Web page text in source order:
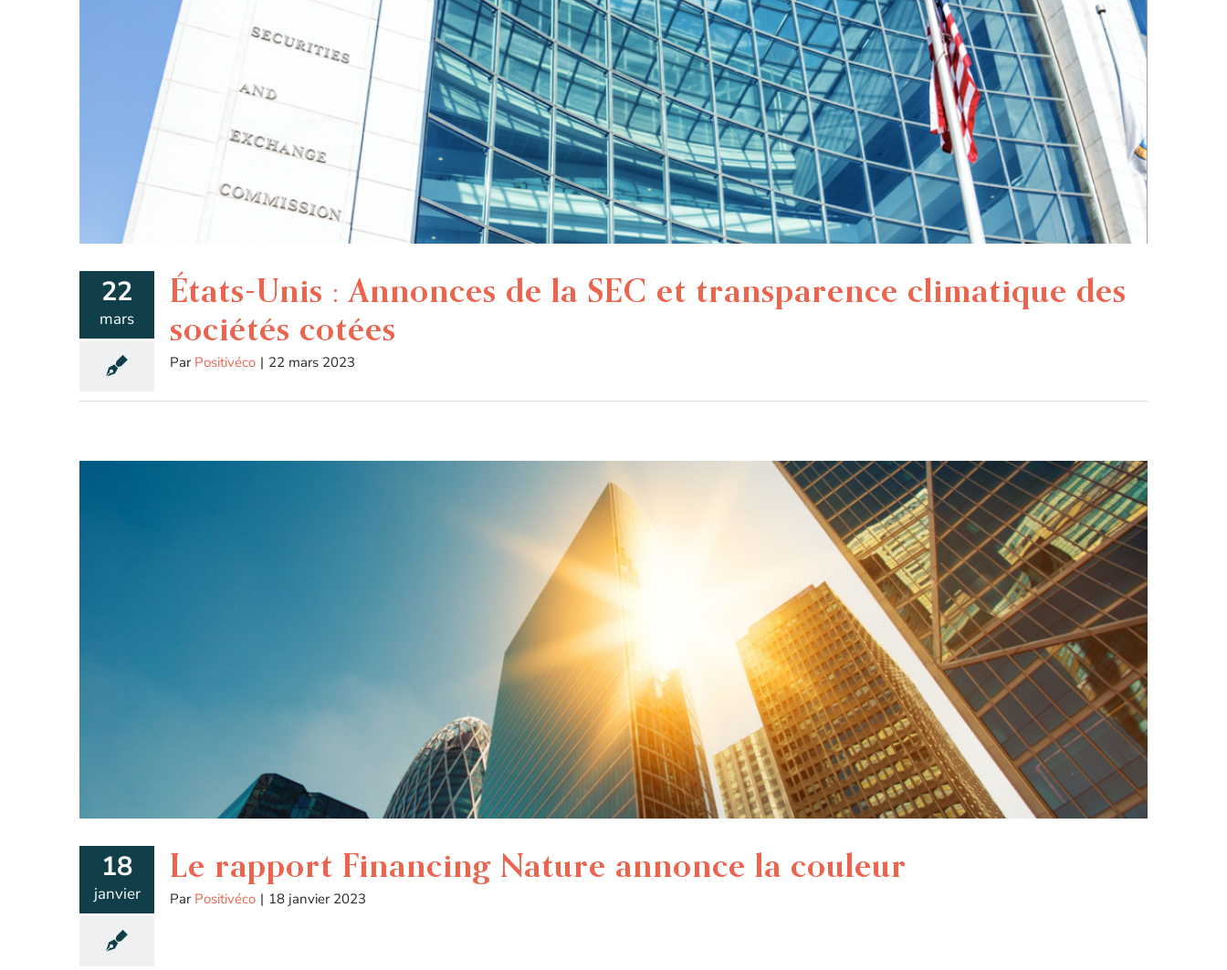
22
mars
États-Unis : Annonces de la SEC et transparence climatique des
sociétés cotées
Par Positivéco | 22 mars 2023
18
janvier
Le rapport Financing Nature annonce la couleur
Par Positivéco | 18 janvier 2023